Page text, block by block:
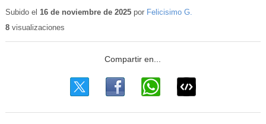
educativo
Subido el 16 de noviembre de 2025por Felicisimo G.
8visualizaciones